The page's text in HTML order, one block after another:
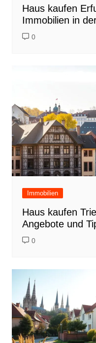
Haus kaufen
Immobilien in
0
Immobilien
Haus kaufen
Angebote und
0